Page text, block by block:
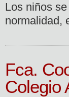
Los niños
normalidad,
Fca.
Colegio